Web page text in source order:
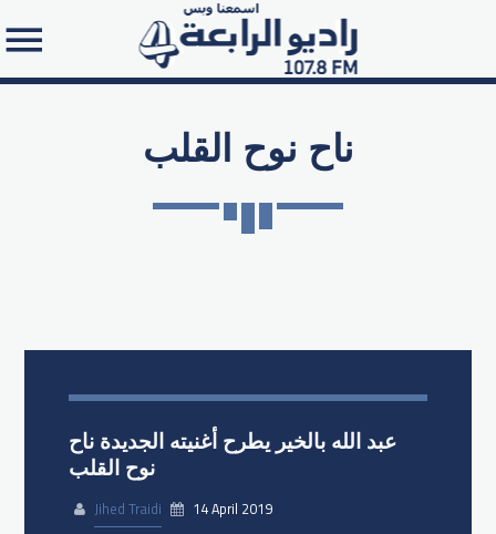
ناح نوح القلب
عبد الله بالخير يطرح أغنيته الجديدة ناح
نوح القلب
Jihed Traidi
14 April 2019